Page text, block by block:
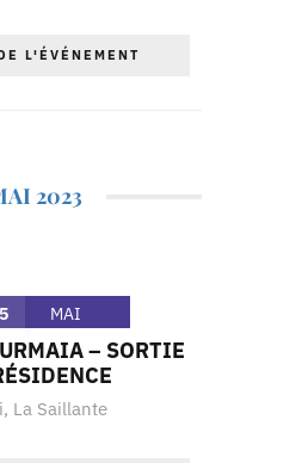
L'ÉVÉNEMENT
2023
MAI
– SORTIE
, La Saillante